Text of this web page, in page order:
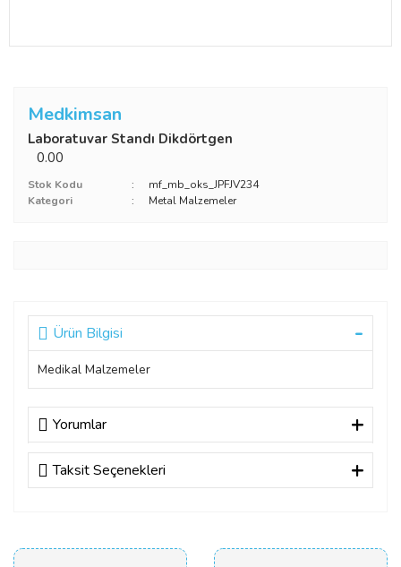
Medkimsan
Laboratuvar Standı Dikdörtgen
0.00
Stok Kodu
mf_mb_oks_JPFJV234
Kategori
Metal Malzemeler
Ürün Bilgisi
Medikal Malzemeler
Yorumlar
Bu ürüne ilk yorumu siz yapın!
Taksit Seçenekleri